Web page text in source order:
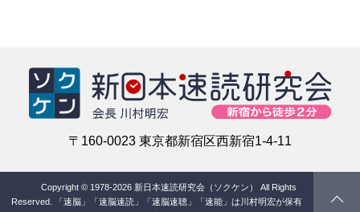
〒160-0023 東京都新宿区西新宿1-4-11
Copyright © 1978-2026 新日本速読研究会（ソクケン） All Rights
Reserved.
「速脳」「速脳速読」「速脳速聴」「速能」は川村明宏が保有